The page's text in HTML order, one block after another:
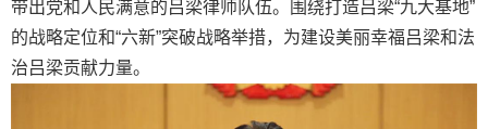
带出党和人民满意的吕梁律师队伍。围绕打造吕梁“九大基地”
的战略定位和“六新”突破战略举措，为建设美丽幸福吕梁和法
治吕梁贡献力量。